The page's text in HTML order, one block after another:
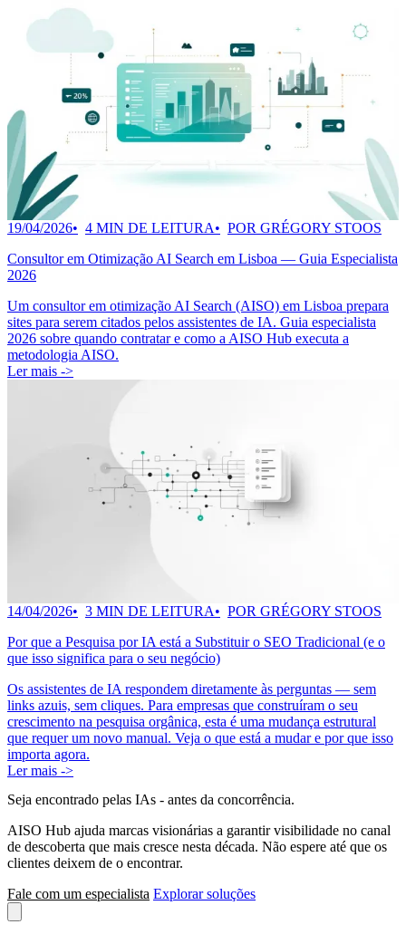
19/04/2026 4 MIN DE LEITURA
POR GRÉGORY STOOS
Consultor em Otimização AI Search em Lisboa — Guia Especialista
2026
Um consultor em otimização AI Search (AISO) em Lisboa prepara
sites para serem citados pelos assistentes de IA. Guia especialista
2026 sobre quando contratar e como a AISO Hub executa a
metodologia AISO.
Ler mais ->
14/04/2026 3 MIN DE LEITURA
POR GRÉGORY STOOS
Por que a Pesquisa por IA está a Substituir o SEO Tradicional (e o
que isso significa para o seu negócio)
Os assistentes de IA respondem diretamente às perguntas — sem
links azuis, sem cliques. Para empresas que construíram o seu
crescimento na pesquisa orgânica, esta é uma mudança estrutural
que requer um novo manual. Veja o que está a mudar e por que isso
importa agora.
Ler mais ->
Seja encontrado pelas IAs - antes da concorrência.
AISO Hub ajuda marcas visionárias a garantir visibilidade no canal
de descoberta que mais cresce nesta década. Não espere até que os
clientes deixem de o encontrar.
Fale com um especialista Explorar soluções